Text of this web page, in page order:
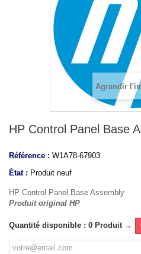
Agrandir
HP Control Panel Base
Référence : W1A78-67903
État : Produit neuf
HP Control Panel Base Assembly
Produit original HP
Quantité disponible : 0 Produit →